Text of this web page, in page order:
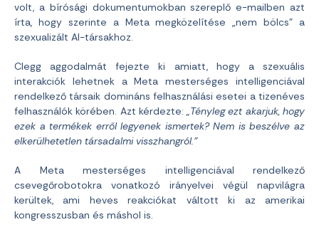
volt, a bírósági dokumentumokban szereplő e-mailben azt
írta, hogy szerinte a Meta megközelítése „nem bölcs” a
szexualizált AI-társakhoz.
Clegg aggodalmát fejezte ki amiatt, hogy a szexuális
interakciók lehetnek a Meta mesterséges intelligenciával
rendelkező társaik domináns felhasználási esetei a tizenéves
felhasználók körében. Azt kérdezte: „Tényleg ezt akarjuk, hogy
ezek a termékek erről legyenek ismertek? Nem is beszélve az
elkerülhetetlen társadalmi visszhangról.”
A Meta mesterséges intelligenciával rendelkező
csevegőrobotokra vonatkozó irányelvei végül napvilágra
kerültek, ami heves reakciókat váltott ki az amerikai
kongresszusban és máshol is.